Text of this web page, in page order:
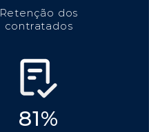
Retenção dos
contratados
81%